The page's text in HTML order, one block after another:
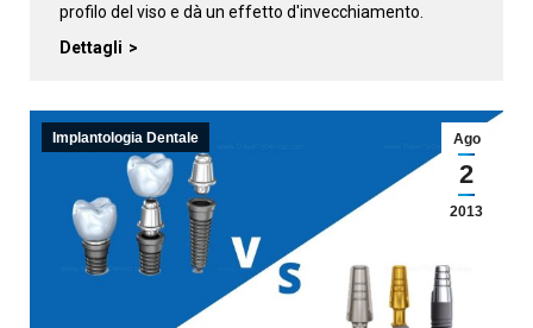
profilo del viso e dà un effetto d'invecchiamento.
Dettagli
Implantologia Dentale Ago
2
2013